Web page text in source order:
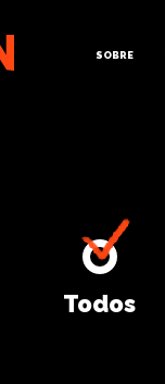
SOBRE
Todos